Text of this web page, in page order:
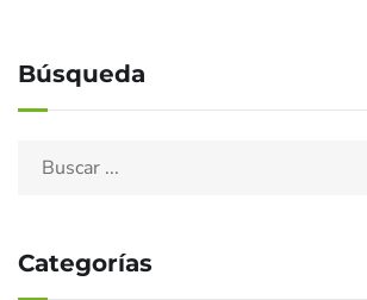
Búsqueda
Categorías